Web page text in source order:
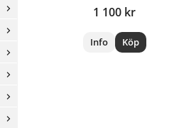
1 100 kr
Info Köp